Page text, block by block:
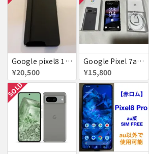
Google pixel8 128GB obsidian 付属品完備
¥20,500
Google Pixel 7a チャコール docomo版 付属品完備【赤ロム】
¥15,800
SOLD